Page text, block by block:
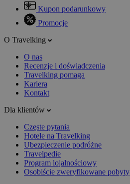
Kupon podarunkowy
Promocje
O Travelking
O nas
Recenzje i doświadczenia
Travelking pomaga
Kariera
Kontakt
Dla klientów
Częste pytania
Hotele na Travelking
Ubezpieczenie podróżne
Travelpedie
Program lojalnościowy
Osobiście zweryfikowane pobyty